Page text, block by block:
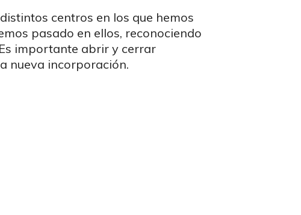
centros en los que hemos
pasado en ellos, reconociendo
importante abrir y cerrar
nueva incorporación.